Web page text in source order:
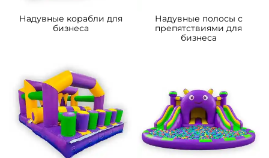
Надувные корабли для
бизнеса
Надувные полосы с
препятствиями для
бизнеса